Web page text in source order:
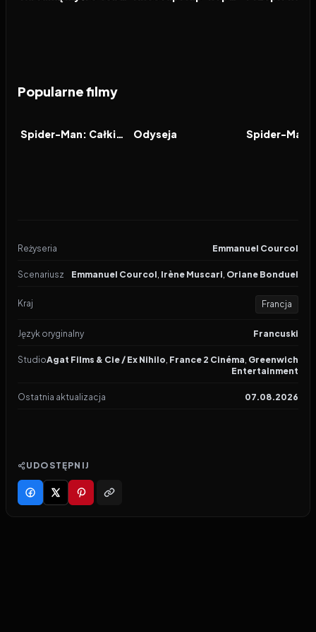
Popularne filmy
FILM Spider-Man: Całkiem nowy dzień FILM
Odyseja FILM
Reżyseria Emmanuel Courcol
Scenariusz Emmanuel Courcol, Irène Muscari, Oriane Bonduel
Kraj Francja
Język oryginalny Francuski
StudioAgat Films & Cie / Ex Nihilo, France 2 Cinéma, Greenwich
Entertainment
Ostatnia aktualizacja 07.08.2026
UDOSTĘPNIJ